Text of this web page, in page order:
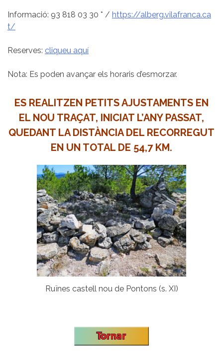
Informació: 93 818 03 30 * / https://alberg.vilafranca.ca
t/
Reserves: cliqueu aquí
Nota: Es poden avançar els horaris d’esmorzar.
ES REALITZEN PETITS AJUSTAMENTS EN
EL NOU TRAÇAT, INICIAT L’ANY PASSAT,
QUEDANT LA DISTÀNCIA DEL RECORREGUT
EN UN TOTAL DE 54,7 KM.
Ruïnes castell nou de Pontons (s. XI)